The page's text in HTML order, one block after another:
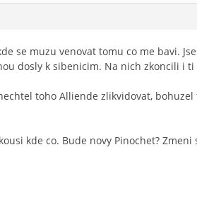
se muzu venovat tomu co me bavi.
dosly k sibenicim. Na nich zkoncili i ti
toho Alliende zlikvidovat,
kde co. Bude novy Pinochet? Zmeni